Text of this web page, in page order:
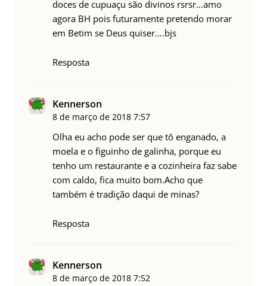
doces de cupuaçu são divinos rsrsr…amo
agora BH pois futuramente pretendo morar
em Betim se Deus quiser….bjs
Resposta
Kennerson
8 de março de 2018 7:57
Olha eu acho pode ser que tô enganado, a
moela e o figuinho de galinha, porque eu
tenho um restaurante e a cozinheira faz sabe
com caldo, fica muito bom.Acho que
também é tradição daqui de minas?
Resposta
Kennerson
8 de março de 2018 7:52